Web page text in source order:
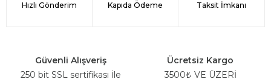
Hızlı Gönderim Kapıda Ödeme Taksit İmkanı
Güvenli Alışveriş
250 bit SSL sertifikası İle
Ücretsiz Kargo
3500₺ VE ÜZERİ